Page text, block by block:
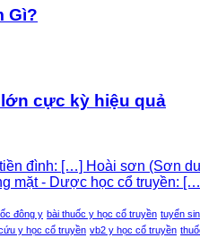
Gì?
cực kỳ hiệu quả
đình: […] Hoài sơn (Sơn
mặt - Dược học cổ truyền:
đông y bài thuốc y học cổ truyền tuyển
y học cổ truyền vb2 y học cổ truyền